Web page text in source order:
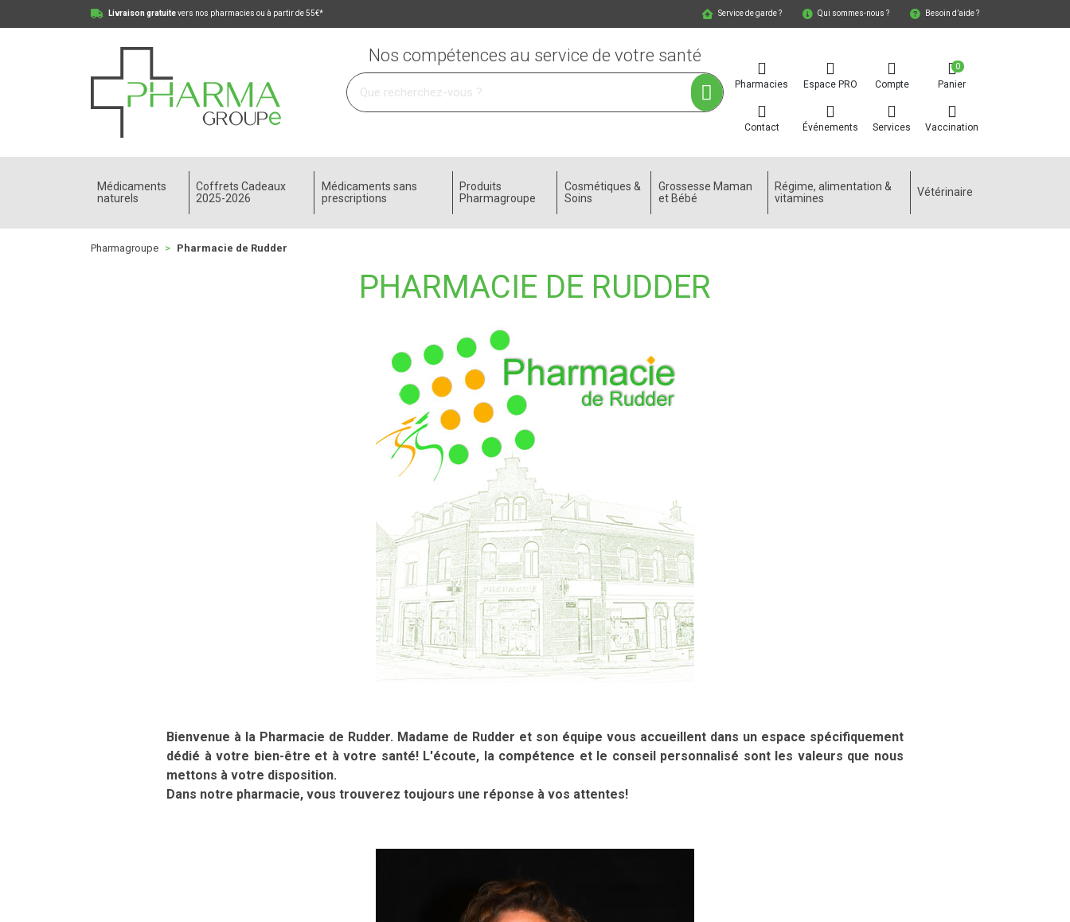
Livraison gratuitevers nos pharmacies ou à partir de 55€* Service de garde ? Qui sommes-nous ? Besoin d’aide ?
Pharmagroupe Votre pharmacie en ligne à votre service
Pharmacies
Contact
Espace PRO
Événements
Compte
Services
Panier
0
Vaccination
Nos compétences au service de votre santé
Médicaments
naturels
Coffrets Cadeaux
2025-2026
Médicaments sans
prescriptions
Produits
Pharmagroupe
Cosmétiques &
Soins
Grossesse Maman
et Bébé
Régime, alimentation &
vitamines
Vétérinaire
Pharmagroupe Pharmacie de Rudder
PHARMACIE DE RUDDER
Bienvenue à la Pharmacie de Rudder. Madame de Rudder et son équipe vous accueillent dans un espace spécifiquement
dédié à votre bien-être et à votre santé! L'écoute, la compétence et le conseil personnalisé sont les valeurs que nous
mettons à votre disposition.
Dans notre pharmacie, vous trouverez toujours une réponse à vos attentes!